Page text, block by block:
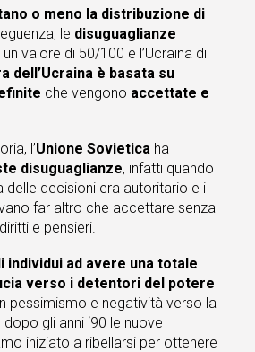
o meno la distribuzione di
le disuguaglianze
un valore di 50/100 e l’Ucraina di
dell’Ucraina è basata su
che vengono accettate e
l’Unione Sovietica ha
disuguaglianze, infatti quando
delle decisioni era autoritario e i
far altro che accettare senza
e pensieri.
individui ad avere una totale
verso i detentori del potere
pessimismo e negatività verso la
gli anni ‘90 le nuove
iniziato a ribellarsi per ottenere